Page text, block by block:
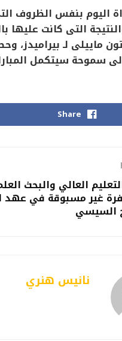
والنتيجة التى كانت
ماييلى لـ
سيتكمل المباراة بـ10
Share
العالي والبحث
غير مسبوقة في عهد
السيسي
نانيس هنري